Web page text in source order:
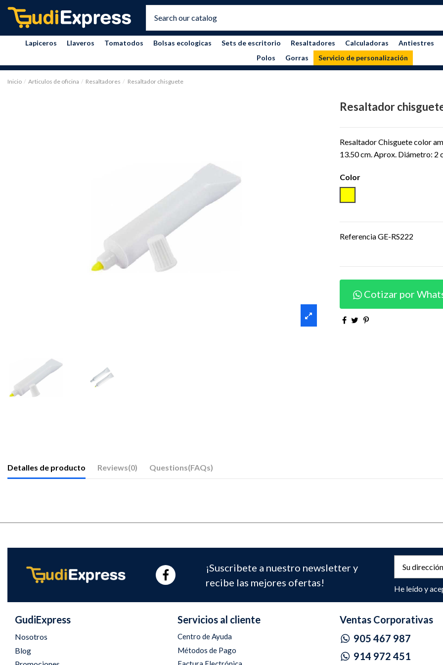
Lapiceros Llaveros Tomatodos Bolsas ecologicas Sets de escritorio Resaltadores Calculadoras
Antiestres
Polos
Gorras Servicio de personalización
Inicio Articulos de oficina Resaltadores Resaltador chisguete
Resaltador
Resaltador Chisguete color
13.50 cm. Aprox. Diámetro: 2
Color
ReferenciaGE-RS222
Cotizar por
Detalles de producto Reviews(0) Questions(FAQs)
¡Suscribete a nuestro newsletter y
recibe las mejores ofertas!
He leído y
GudiExpress
Nosotros
Blog
Servicios al cliente
Centro de Ayuda
Métodos de Pago
Ventas Corporativas
905 467 987
914 972 451